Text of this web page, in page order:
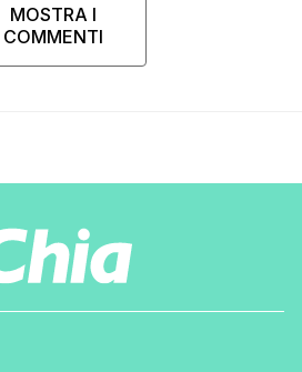
MOSTRA I
COMMENTI